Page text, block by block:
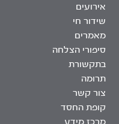
אירועים
שידור חי
מאמרים
סיפורי הצלחה
בתקשורת
תרומה
צור קשר
קופת החסד